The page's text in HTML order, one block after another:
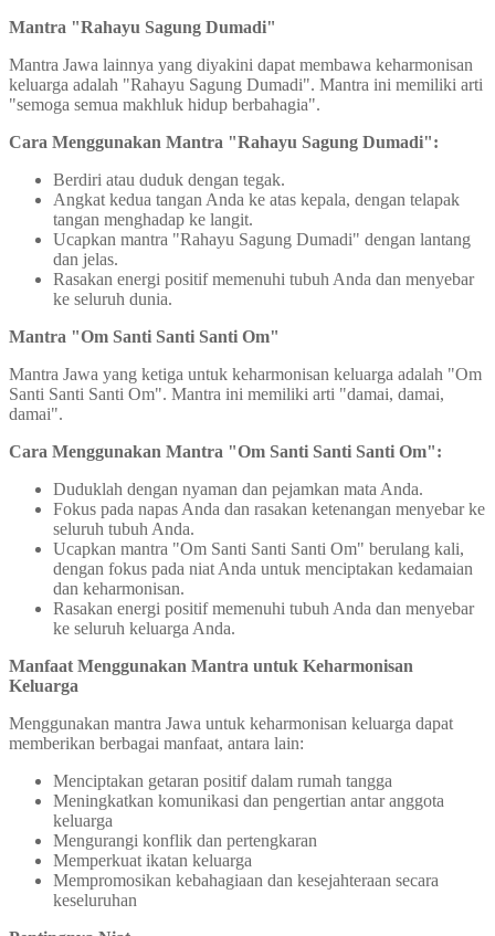
Mantra "Rahayu Sagung Dumadi"
Mantra Jawa lainnya yang diyakini dapat membawa keharmonisan
keluarga adalah "Rahayu Sagung Dumadi". Mantra ini memiliki arti
"semoga semua makhluk hidup berbahagia".
Cara Menggunakan Mantra "Rahayu Sagung Dumadi":
Berdiri atau duduk dengan tegak.
Angkat kedua tangan Anda ke atas kepala, dengan telapak
tangan menghadap ke langit.
Ucapkan mantra "Rahayu Sagung Dumadi" dengan lantang
dan jelas.
Rasakan energi positif memenuhi tubuh Anda dan menyebar
ke seluruh dunia.
Mantra "Om Santi Santi Santi Om"
Mantra Jawa yang ketiga untuk keharmonisan keluarga adalah "Om
Santi Santi Santi Om". Mantra ini memiliki arti "damai, damai,
damai".
Cara Menggunakan Mantra "Om Santi Santi Santi Om":
Duduklah dengan nyaman dan pejamkan mata Anda.
Fokus pada napas Anda dan rasakan ketenangan menyebar ke
seluruh tubuh Anda.
Ucapkan mantra "Om Santi Santi Santi Om" berulang kali,
dengan fokus pada niat Anda untuk menciptakan kedamaian
dan keharmonisan.
Rasakan energi positif memenuhi tubuh Anda dan menyebar
ke seluruh keluarga Anda.
Manfaat Menggunakan Mantra untuk Keharmonisan
Keluarga
Menggunakan mantra Jawa untuk keharmonisan keluarga dapat
memberikan berbagai manfaat, antara lain:
Menciptakan getaran positif dalam rumah tangga
Meningkatkan komunikasi dan pengertian antar anggota
keluarga
Mengurangi konflik dan pertengkaran
Memperkuat ikatan keluarga
Mempromosikan kebahagiaan dan kesejahteraan secara
keseluruhan